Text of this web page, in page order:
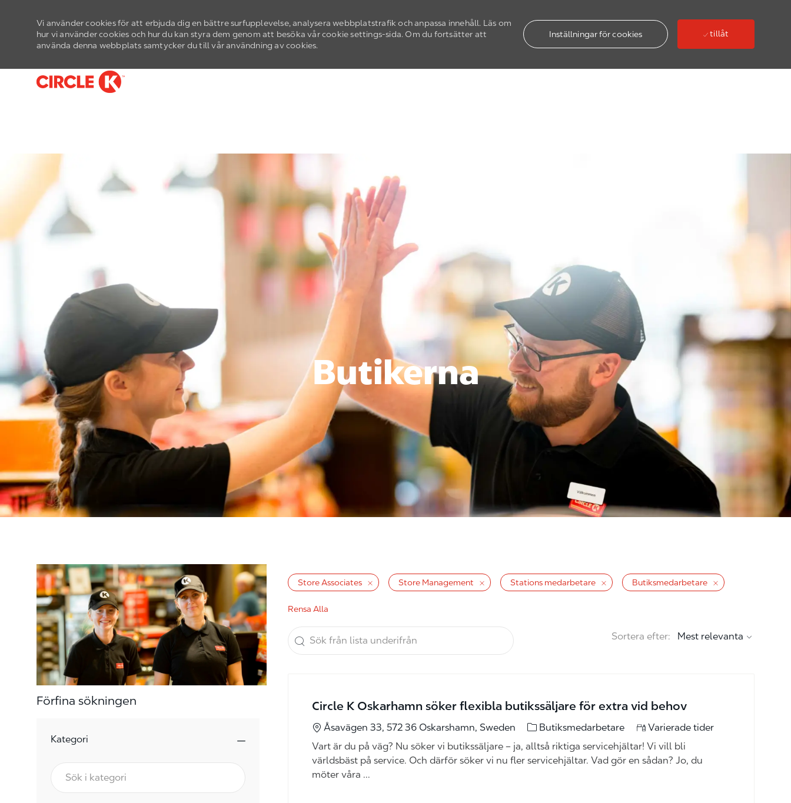
Vi använder cookies för att erbjuda dig en bättre surfupplevelse, analysera webbplatstrafik och anpassa innehåll. Läs om
hur vi använder cookies och hur du kan styra dem genom att besöka vår cookie settings-sida. Om du fortsätter att
använda denna webbplats samtycker du till vår användning av cookies.
Inställningar för cookies tillåt
Butikerna
Förfina sökningen
Kategori
Store Associates Store Management Stations medarbetare Butiksmedarbetare
Rensa Alla
the results are updated
Sök från lista underifrån Sortera efter:
Circle K Oskarhamn söker flexibla butikssäljare för extra vid behov
Åsavägen 33, 572 36 Oskarshamn, Sweden kategori
Butiksmedarbetare
Varierade tider
Vart är du på väg? Nu söker vi butikssäljare – ja, alltså riktiga servicehjältar! Vi vill bli
världsbäst på service. Och därför söker vi nu fler servicehjältar. Vad gör en sådan? Jo, du
möter våra ...